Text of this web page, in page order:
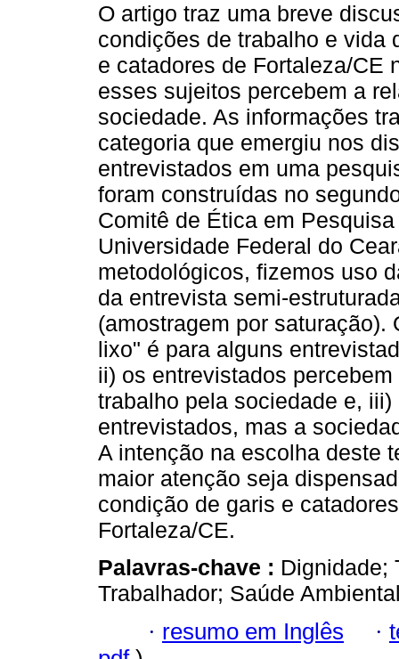
O artigo traz uma breve
condições de trabalho e vida
e catadores de Fortaleza/CE
esses sujeitos percebem a
sociedade. As informações
categoria que emergiu nos
entrevistados em uma
foram construídas no
Comitê de Ética em
Universidade Federal do
metodológicos, fizemos uso
da entrevista semi-
(amostragem por saturação).
lixo" é para alguns
ii) os entrevistados
trabalho pela sociedade e,
entrevistados, mas a
A intenção na escolha deste
maior atenção seja
condição de garis e
Fortaleza/CE.
Palavras-chave : Dignidade;
Trabalhador; Saúde
· resumo em Inglês ·